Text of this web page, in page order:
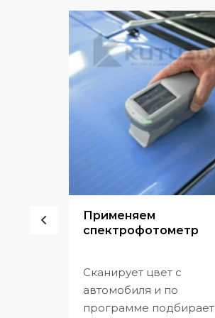
Применяем
спектрофотометр
Сканирует цвет с
автомобиля и по
программе подбирает